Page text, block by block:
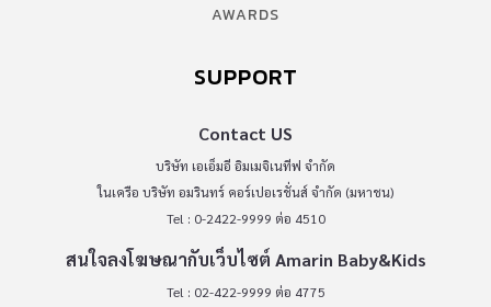
AWARDS
SUPPORT
Contact US
บริษัท เอเอ็มอี อิมเมจิเนทีฟ จำกัด
ในเครือ บริษัท อมรินทร์ คอร์เปอเรชั่นส์ จำกัด (มหาชน)
Tel : 0-2422-9999 ต่อ 4510
สนใจลงโฆษณากับเว็บไซต์ Amarin Baby&Kids
Tel : 02-422-9999 ต่อ 4775